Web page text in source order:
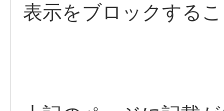
表示をブロックする